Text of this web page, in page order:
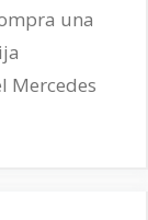
una
Mercedes